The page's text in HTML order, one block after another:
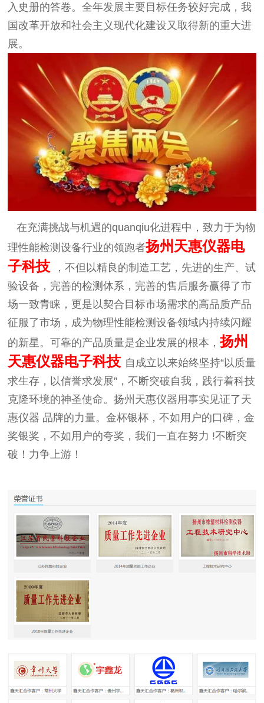
入史册的答卷。全年发展主要目标任务较好完成，我
国改革开放和社会主义现代化建设又取得新的重大进
展。
在充满挑战与机遇的quanqiu化进程中，致力于为物
理性能检测设备行业的领跑者扬州天惠仪器电
子科技
，不但以精良的制造工艺，先进的生产、试
验设备，完善的检测体系，完善的售后服务赢得了市
场一致青睐，更是以契合目标市场需求的高品质产品
征服了市场，成为物理性能检测设备领域内持续闪耀
的新星。可靠的产品质量是企业发展的根本，扬州
天惠仪器电子科技 自成立以来始终坚持“以质量
求生存，以信誉求发展”，不断突破自我，践行着科技
克隆环境的神圣使命。扬州天惠仪器用事实见证了天
惠仪器 品牌的力量。金杯银杯，不如用户的口碑，金
奖银奖，不如用户的夸奖，我们一直在努力 !不断突
破！力争上游！